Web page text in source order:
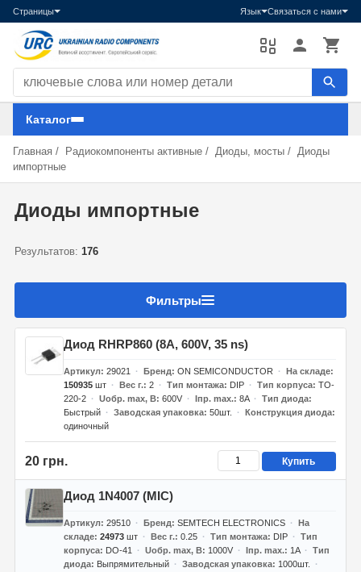
Страницы Язык Связаться с нами
Каталог
Главная / Радиокомпоненты активные / Диоды, мосты / Диоды
импортные
Диоды импортные
Результатов: 176
Фильтры
Диод RHRP860 (8A, 600V, 35 ns)
Артикул 29021 Бренд ON SEMICONDUCTOR
На складе
150935шт Вес г. 2 Тип монтажа DIP Тип корпуса TO-
220-2
Uобр. max, В 600V Iпр. max. 8A
Тип диода
Быстрый
Заводская упаковка 50шт.
Конструкция диода
одиночный
20 грн. Купить
Диод 1N4007 (MIC)
Артикул 29510 Бренд SEMTECH ELECTRONICS
На
складе 24973шт Вес г. 0.25 Тип монтажа DIP
Тип
корпуса
DO-41 Uобр. max, В 1000V Iпр. max. 1A
Тип
диода
Выпрямительный Заводская упаковка
1000шт.